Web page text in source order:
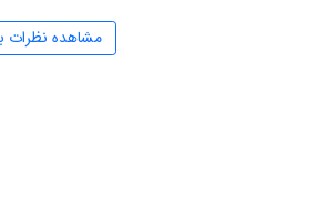
مشاهده نظرات